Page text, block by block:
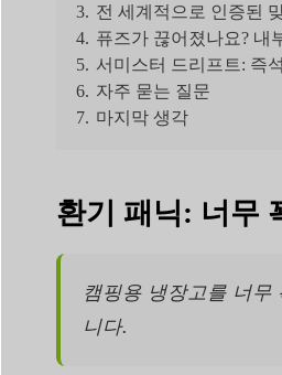
3. 전 세계적으로 인증된
4. 퓨즈가 끊어졌나요? 내
5. 서미스터 드리프트: 즉
6. 자주 묻는 질문
7. 마지막 생각
환기 패닉: 너무
캠핑용 냉장고를 너무
니다.